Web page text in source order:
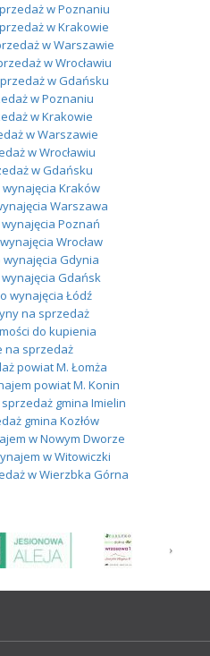
w Poznaniu
w Krakowie
w Warszawie
w Wrocławiu
w Gdańsku
w Poznaniu
w Krakowie
w Warszawie
w Wrocławiu
w Gdańsku
Kraków
Warszawa
Poznań
Wrocław
Gdynia
Gdańsk
wynajęcia Łódź
na sprzedaż
do kupienia
na sprzedaż
powiat M. Łomża
powiat M. Konin
gmina Imielin
gmina Kozłów
w Nowym Dworze
w Witowiczki
w Wierzbka Górna